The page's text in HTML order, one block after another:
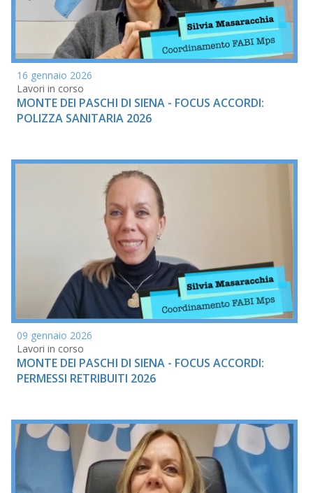
16 gennaio 2026
Lavori in corso
MONTE DEI PASCHI DI SIENA - FOCUS ACCORDI:
POLIZZA SANITARIA 2026
09 gennaio 2026
Lavori in corso
MONTE DEI PASCHI DI SIENA - FOCUS ACCORDI:
PERMESSI RETRIBUITI 2026